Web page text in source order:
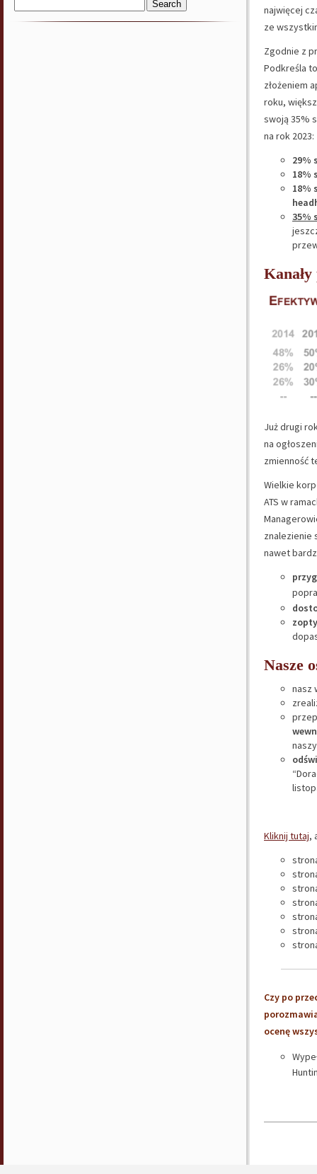
najwięcej
ze
Zgodnie z
Podkreśla
złożeniem
roku,
swoją 35%
na rok 2023:
29%
18%
18%
35%
Już drugi
na
zmienność
Wielkie
ATS w
znalezienie
nawet
Nasze
nasz
Kliknij tutaj,
Czy po
ocenę
Search
for: